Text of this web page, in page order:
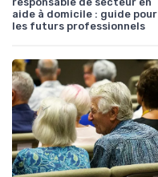
aide à domicile : guide pour
les futurs professionnels